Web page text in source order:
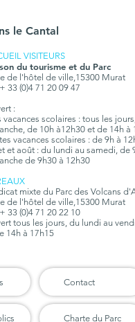
le Cantal
VISITEURS
du tourisme et du Parc
de l'hôtel de ville,15300 Murat
33 (0)4 71 20 09 47
:
vacances scolaires : tous les
de 10h à12h30 et de 14h à
vacances scolaires : de 9h à
et août : du lundi au samedi, de
de 9h30 à 12h30
mixte du Parc des Volcans
de l'hôtel de ville,15300 Murat
33 (0)4 71 20 22 10
tous les jours, du lundi au
14h à 17h15
Contact
Charte du Parc